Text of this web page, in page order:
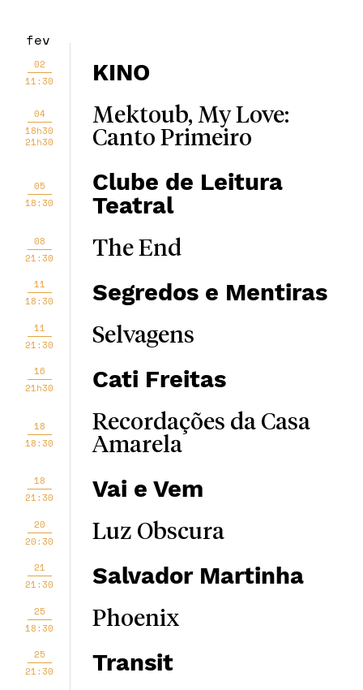
fev
02
11:30
KINO
04
18h30
21h30
Mektoub, My Love:
Canto Primeiro
05
18:30
Clube de Leitura
Teatral
08
21:30
The End
11
18:30
Segredos e Mentiras
11
21:30
Selvagens
16
21h30
Cati Freitas
18
18:30
Recordações da Casa
Amarela
18
21:30
Vai e Vem
20
20:30
Luz Obscura
21
21:30
Salvador Martinha
25
18:30
Phoenix
25
21:30
Transit